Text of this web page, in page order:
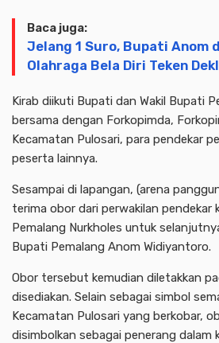
Baca juga:
Jelang 1 Suro, Bupati Anom
Olahraga Bela Diri Teken
Kirab diikuti Bupati dan Wakil Bupati
bersama dengan Forkopimda,
Kecamatan Pulosari, para pendekar
peserta lainnya.
Sesampai di lapangan, (arena
terima obor dari perwakilan pendekar
Pemalang Nurkholes untuk
Bupati Pemalang Anom Widiyantoro.
Obor tersebut kemudian diletakkan
disediakan. Selain sebagai simbol
Kecamatan Pulosari yang berkobar,
disimbolkan sebagai penerang dalam